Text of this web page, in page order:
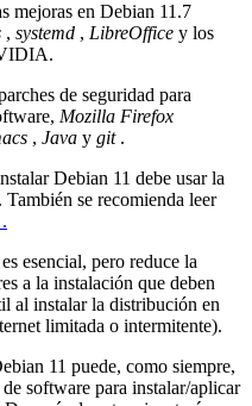
mejoras en Debian 11.7
, systemd , LibreOffice y los
de seguridad para
Mozilla Firefox
, Java y git.
Debian 11 debe usar la
. También se recomienda leer
esencial, pero reduce la
a la instalación que deben
al instalar la distribución en
limitada o intermitente).
11 puede, como siempre,
software para instalar/aplicar